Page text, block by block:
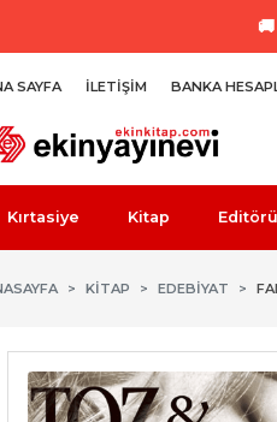
🚚
SAYFA İLETIŞIM BANKA
Kırtasiye Kitap
KİTAP EDEBIYAT